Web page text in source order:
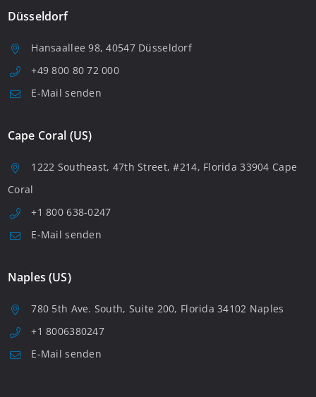
Düsseldorf
Hansaallee 98, 40547 Düsseldorf
+49 800 80 72 000
E-Mail senden
Cape Coral (US)
1222 Southeast, 47th Street, #214, Florida 33904 Cape
Coral
+1 800 638-0247
E-Mail senden
Naples (US)
780 5th Ave. South, Suite 200, Florida 34102 Naples
+1 8006380247
E-Mail senden